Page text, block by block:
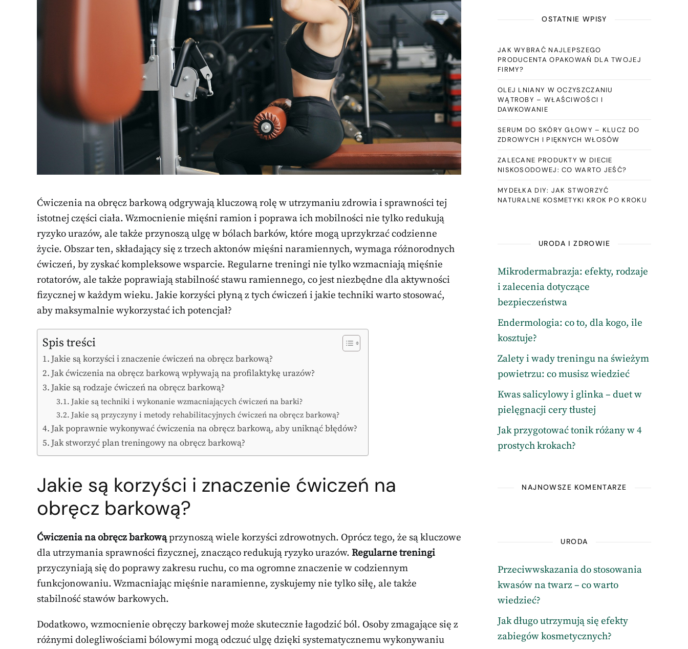
Ćwiczenia na obręcz barkową odgrywają kluczową rolę w utrzymaniu zdrowia i sprawności tej
istotnej części ciała. Wzmocnienie mięśni ramion i poprawa ich mobilności nie tylko redukują
ryzyko urazów, ale także przynoszą ulgę w bólach barków, które mogą uprzykrzać codzienne
życie. Obszar ten, składający się z trzech aktonów mięśni naramiennych, wymaga różnorodnych
ćwiczeń, by zyskać kompleksowe wsparcie. Regularne treningi nie tylko wzmacniają mięśnie
rotatorów, ale także poprawiają stabilność stawu ramiennego, co jest niezbędne dla aktywności
fizycznej w każdym wieku. Jakie korzyści płyną z tych ćwiczeń i jakie techniki warto stosować,
aby maksymalnie wykorzystać ich potencjał?
Spis treści
Jakie są korzyści i znaczenie ćwiczeń na obręcz barkową?
Jak ćwiczenia na obręcz barkową wpływają na profilaktykę urazów?
Jakie są rodzaje ćwiczeń na obręcz barkową?
Jakie są techniki i wykonanie wzmacniających ćwiczeń na barki?
Jakie są przyczyny i metody rehabilitacyjnych ćwiczeń na obręcz barkową?
Jak poprawnie wykonywać ćwiczenia na obręcz barkową, aby uniknąć błędów?
Jak stworzyć plan treningowy na obręcz barkową?
Jakie są korzyści i znaczenie ćwiczeń na
obręcz barkową?
Ćwiczenia na obręcz barkowąprzynoszą wiele korzyści zdrowotnych. Oprócz tego, że są kluczowe
dla utrzymania sprawności fizycznej, znacząco redukują ryzyko urazów. Regularne treningi
przyczyniają się do poprawy zakresu ruchu, co ma ogromne znaczenie w codziennym
funkcjonowaniu. Wzmacniając mięśnie naramienne, zyskujemy nie tylko siłę, ale także
stabilność stawów barkowych.
Dodatkowo, wzmocnienie obręczy barkowej może skutecznie łagodzić ból. Osoby zmagające się z
różnymi dolegliwościami bólowymi mogą odczuć ulgę dzięki systematycznemu wykonywaniu
OSTATNIE WPISY
JAK WYBRAĆ NAJLEPSZEGO
PRODUCENTA OPAKOWAŃ DLA TWOJEJ
FIRMY?
OLEJ LNIANY W OCZYSZCZANIU
WĄTROBY – WŁAŚCIWOŚCI I
DAWKOWANIE
SERUM DO SKÓRY GŁOWY – KLUCZ DO
ZDROWYCH I PIĘKNYCH WŁOSÓW
ZALECANE PRODUKTY W DIECIE
NISKOSODOWEJ: CO WARTO JEŚĆ?
MYDEŁKA DIY: JAK STWORZYĆ
NATURALNE KOSMETYKI KROK PO KROKU
URODA I ZDROWIE
Mikrodermabrazja: efekty, rodzaje
i zalecenia dotyczące
bezpieczeństwa
Endermologia: co to, dla kogo, ile
kosztuje?
Zalety i wady treningu na świeżym
powietrzu: co musisz wiedzieć
Kwas salicylowy i glinka – duet w
pielęgnacji cery tłustej
Jak przygotować tonik różany w 4
prostych krokach?
NAJNOWSZE KOMENTARZE
URODA
Przeciwwskazania do stosowania
kwasów na twarz – co warto
wiedzieć?
Jak długo utrzymują się efekty
zabiegów kosmetycznych?